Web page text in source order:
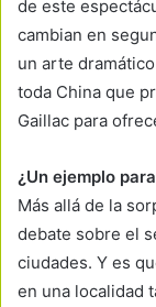
de este
cambian en
un arte
toda China que
Gaillac para
¿Un ejemplo
Más allá de la
debate sobre el
ciudades. Y es
en una localidad